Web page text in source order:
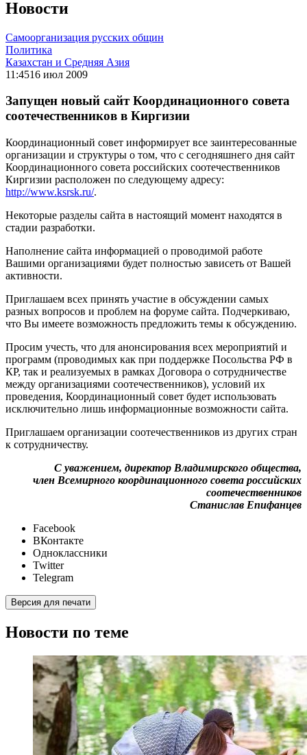
Новости
Самоорганизация русских общин
Политика
Казахстан и Средняя Азия
11:4516 июл 2009
Запущен новый сайт Координационного совета
соотечественников в Киргизии
Координационный совет информирует все заинтересованные
организации и структуры о том, что с сегодняшнего дня сайт
Координационного совета российских соотечественников
Киргизии расположен по следующему адресу:
http://www.ksrsk.ru/.
Некоторые разделы сайта в настоящий момент находятся в
стадии разработки.
Наполнение сайта информацией о проводимой работе
Вашими организациями будет полностью зависеть от Вашей
активности.
Приглашаем всех принять участие в обсуждении самых
разных вопросов и проблем на форуме сайта. Подчеркиваю,
что Вы имеете возможность предложить темы к обсуждению.
Просим учесть, что для анонсирования всех мероприятий и
программ (проводимых как при поддержке Посольства РФ в
КР, так и реализуемых в рамках Договора о сотрудничестве
между организациями соотечественников), условий их
проведения, Координационный совет будет использовать
исключительно лишь информационные возможности сайта.
Приглашаем организации соотечественников из других стран
к сотрудничеству.
С уважением, директор Владимирского общества,
член Всемирного координационного совета российских
соотечественников
Станислав Епифанцев
Facebook
ВКонтакте
Одноклассники
Twitter
Telegram
Версия для печати
Новости по теме